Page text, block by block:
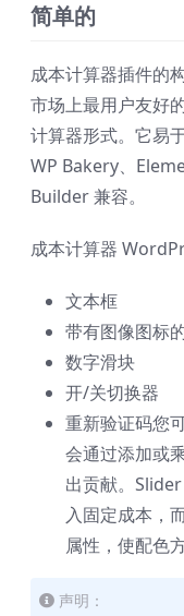
简单的
成本计算器插件的
市场上最用户友好
计算器形式。它易
WP Bakery、
Builder 兼容。
成本计算器
文本框
带有图像图标
数字滑块
开/关切换器
重新验证码您
会通过添加或
出贡献。
入固定成本，
属性，使配色
声明：